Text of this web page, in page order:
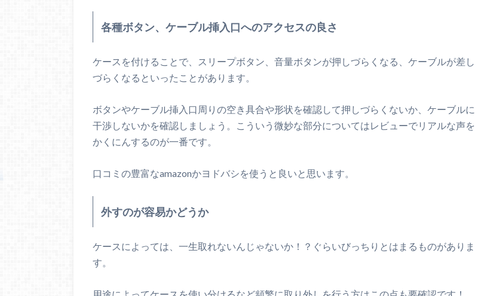
各種ボタン、ケーブル挿入口へのアクセスの良さ
ケースを付けることで、スリープボタン、音量ボタンが押しづらくなる、ケーブルが差し
づらくなるといったことがあります。
ボタンやケーブル挿入口周りの空き具合や形状を確認して押しづらくないか、ケーブルに
干渉しないかを確認しましょう。こういう微妙な部分についてはレビューでリアルな声を
かくにんするのが一番です。
口コミの豊富なamazonかヨドバシを使うと良いと思います。
外すのが容易かどうか
ケースによっては、一生取れないんじゃないか！？ぐらいびっちりとはまるものがありま
す。